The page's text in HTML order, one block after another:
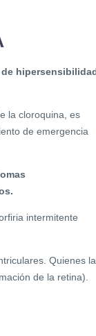
la cloroquina, es
de emergencia
intermitente
Quienes la
de la retina).